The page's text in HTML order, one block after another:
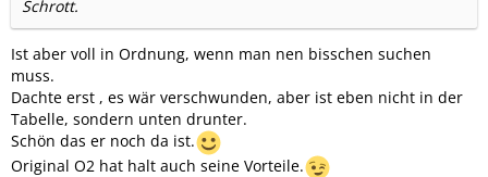
Schrott.
Ist aber voll in Ordnung, wenn man nen bisschen suchen
muss.
Dachte erst , es wär verschwunden, aber ist eben nicht in der
Tabelle, sondern unten drunter.
Schön das er noch da ist.
Original O2 hat halt auch seine Vorteile.